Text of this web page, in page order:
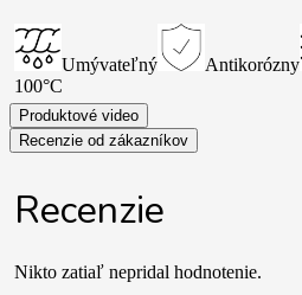
Umývateľný Antikorózny
100°C
Produktové video
Recenzie od zákazníkov
Recenzie
Nikto zatiaľ nepridal hodnotenie.